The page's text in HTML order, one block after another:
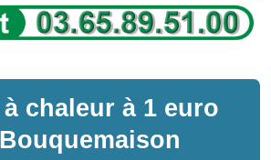
chaleur à 1 euro
Bouquemaison